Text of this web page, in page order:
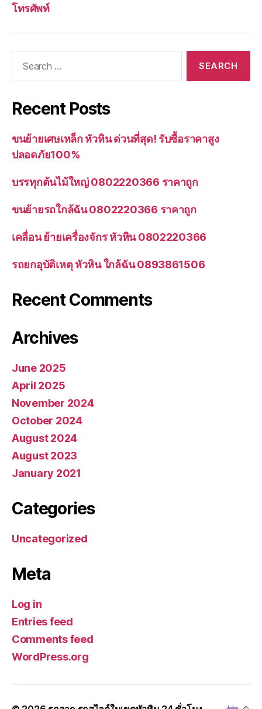
โทรศัพท์
Recent Posts
ขนย้ายเศษเหล็ก หัวหิน ด่วนที่สุด! รับซื้อราคาสูง
ปลอดภัย100%
บรรทุกต้นไม้ใหญ่ 0802220366 ราคาถูก
ขนย้ายรถใกล้ฉัน 0802220366 ราคาถูก
เคลื่อน ย้ายเครื่องจักร หัวหิน 0802220366
รถยกอุบัติเหตุ หัวหิน ใกล้ฉัน 0893861506
Recent Comments
Archives
June 2025
April 2025
November 2024
October 2024
August 2024
August 2023
January 2021
Categories
Uncategorized
Meta
Log in
Entries feed
Comments feed
WordPress.org